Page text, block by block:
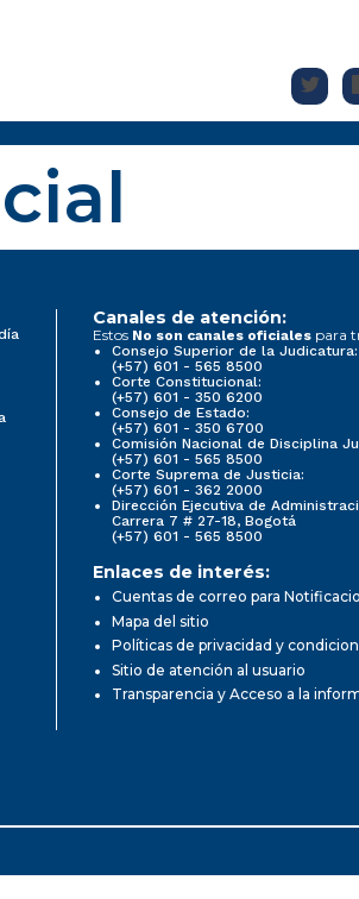
Canales de atención:
Estos No son canales oficiales para
Consejo Superior de la Judicatura:
(+57) 601 - 565 8500
Corte Constitucional:
(+57) 601 - 350 6200
Consejo de Estado:
(+57) 601 - 350 6700
Comisión Nacional de Disciplina
(+57) 601 - 565 8500
Corte Suprema de Justicia:
(+57) 601 - 362 2000
Dirección Ejecutiva de
Carrera 7 # 27-18, Bogotá
(+57) 601 - 565 8500
Enlaces de interés:
Cuentas de correo para
Mapa del sitio
Políticas de privacidad y
Sitio de atención al usuario
Transparencia y Acceso a la